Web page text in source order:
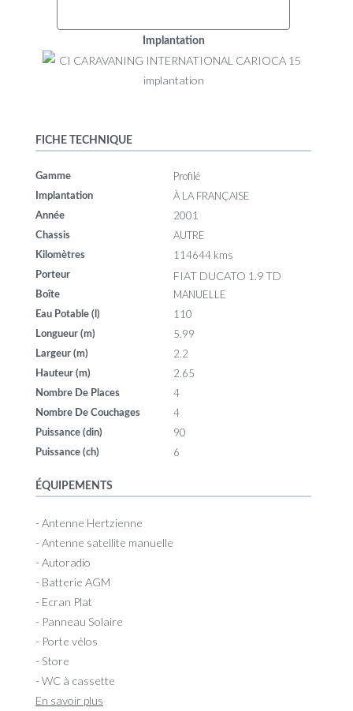
Implantation
FICHE TECHNIQUE
Gamme Profilé
Implantation À LA FRANÇAISE
Année 2001
Chassis AUTRE
Kilomètres 114644 kms
Porteur FIAT DUCATO 1.9 TD
Boîte MANUELLE
Eau Potable (l) 110
Longueur (m) 5.99
Largeur (m) 2.2
Hauteur (m) 2.65
Nombre De Places 4
Nombre De Couchages 4
Puissance (din) 90
Puissance (ch) 6
ÉQUIPEMENTS
- Antenne Hertzienne
- Antenne satellite manuelle
- Autoradio
- Batterie AGM
- Ecran Plat
- Panneau Solaire
- Porte vélos
- Store
- WC à cassette
En savoir plus